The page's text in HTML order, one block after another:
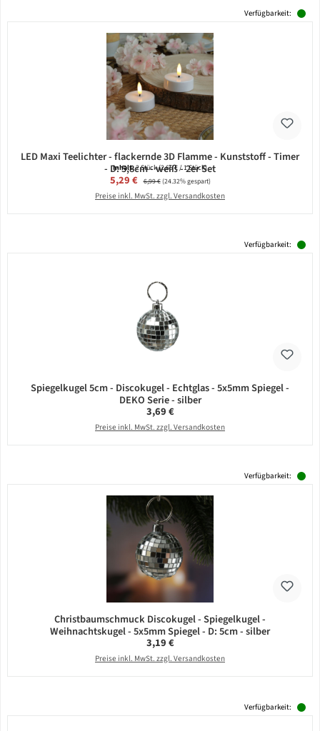
Verfügbarkeit:
LED Maxi Teelichter - flackernde 3D Flamme - Kunststoff - Timer
- D: 5,8cm - weiß - 2er Set
Inhalt:2 Stück(2,65 € / 1 Stück)
Verkaufspreis:
5,29 € Regulärer Preis:
6,99 €(24.32% gespart)
Preise inkl. MwSt. zzgl. Versandkosten
Verfügbarkeit:
Spiegelkugel 5cm - Discokugel - Echtglas - 5x5mm Spiegel -
DEKO Serie - silber
Regulärer Preis:
3,69 €
Preise inkl. MwSt. zzgl. Versandkosten
Verfügbarkeit:
Christbaumschmuck Discokugel - Spiegelkugel -
Weihnachtskugel - 5x5mm Spiegel - D: 5cm - silber
Regulärer Preis:
3,19 €
Preise inkl. MwSt. zzgl. Versandkosten
Verfügbarkeit: